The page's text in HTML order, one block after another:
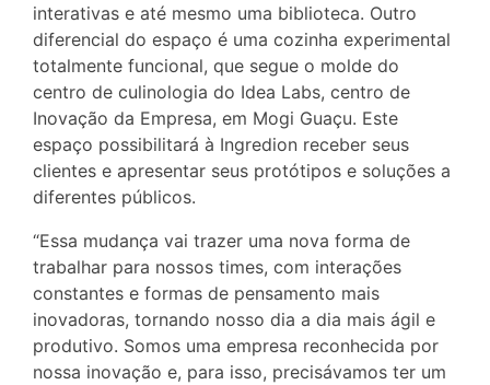
interativas e até mesmo uma biblioteca. Outro
diferencial do espaço é uma cozinha experimental
totalmente funcional, que segue o molde do
centro de culinologia do Idea Labs, centro de
Inovação da Empresa, em Mogi Guaçu. Este
espaço possibilitará à Ingredion receber seus
clientes e apresentar seus protótipos e soluções a
diferentes públicos.
“Essa mudança vai trazer uma nova forma de
trabalhar para nossos times, com interações
constantes e formas de pensamento mais
inovadoras, tornando nosso dia a dia mais ágil e
produtivo. Somos uma empresa reconhecida por
nossa inovação e, para isso, precisávamos ter um